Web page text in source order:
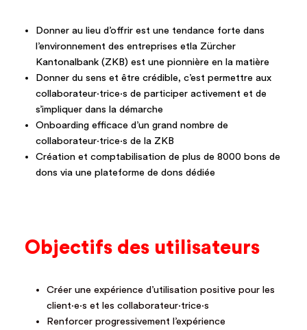
Donner au lieu d’offrir est une tendance forte dans
l’environnement des entreprises etla Zürcher
Kantonalbank (ZKB) est une pionnière en la matière
Donner du sens et être crédible, c’est permettre aux
collaborateur·trice·s de participer activement et de
s’impliquer dans la démarche
Onboarding efficace d’un grand nombre de
collaborateur·trice·s de la ZKB
Création et comptabilisation de plus de 8000 bons de
dons via une plateforme de dons dédiée
Objectifs des utilisateurs
Créer une expérience d’utilisation positive pour les
client·e·s et les collaborateur·trice·s
Renforcer progressivement l’expérience